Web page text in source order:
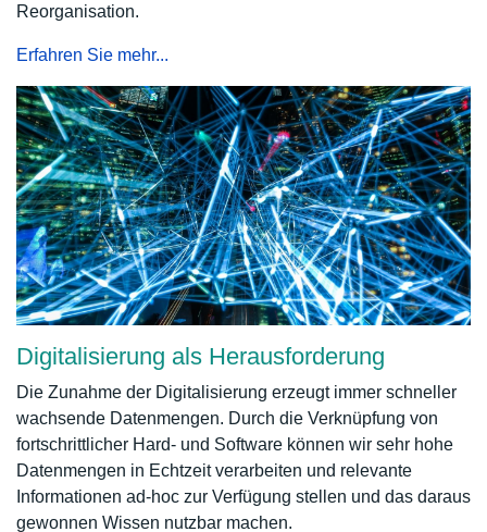
Reorganisation.
Erfahren Sie mehr...
Digitalisierung als Herausforderung
Die Zunahme der Digitalisierung erzeugt immer schneller
wachsende Datenmengen. Durch die Verknüpfung von
fortschrittlicher Hard- und Software können wir sehr hohe
Datenmengen in Echtzeit verarbeiten und relevante
Informationen ad-hoc zur Verfügung stellen und das daraus
gewonnen Wissen nutzbar machen.